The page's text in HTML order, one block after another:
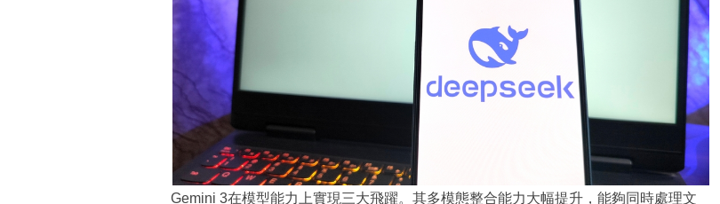
Gemini 3在模型能力上實現三大飛躍。其多模態整合能力大幅提升，能夠同時處理文